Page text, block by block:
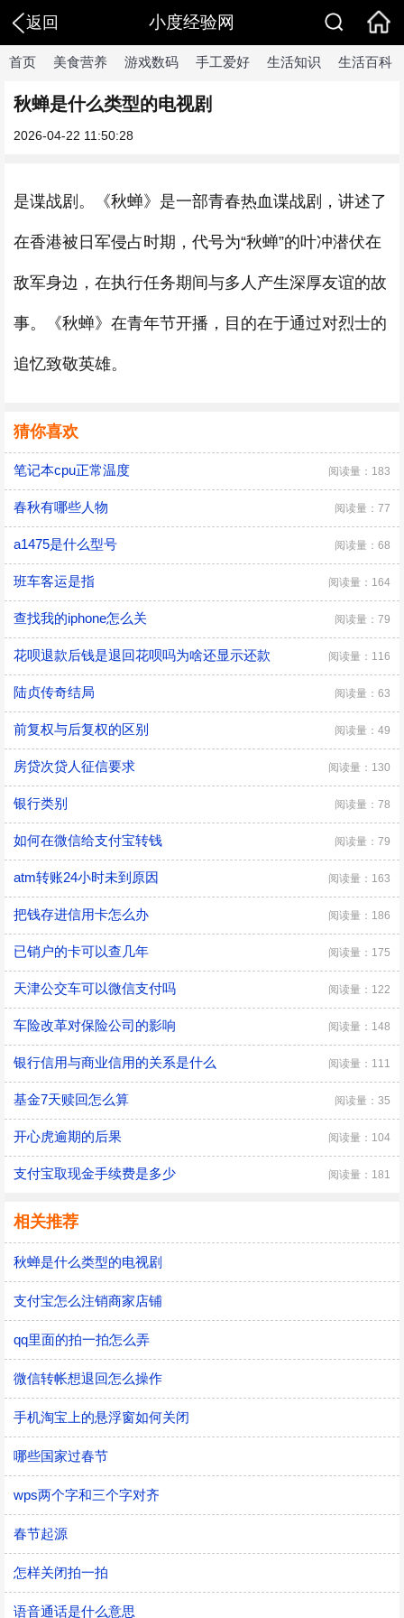
返回 小度经验网
首页 美食营养 游戏数码 手工爱好 生活知识 生活百科
秋蝉是什么类型的电视剧
2026-04-22 11:50:28
是谍战剧。《秋蝉》是一部青春热血谍战剧，讲述了
在香港被日军侵占时期，代号为“秋蝉”的叶冲潜伏在
敌军身边，在执行任务期间与多人产生深厚友谊的故
事。《秋蝉》在青年节开播，目的在于通过对烈士的
追忆致敬英雄。
猜你喜欢
笔记本cpu正常温度 阅读量：183
春秋有哪些人物 阅读量：77
a1475是什么型号 阅读量：68
班车客运是指 阅读量：164
查找我的iphone怎么关 阅读量：79
花呗退款后钱是退回花呗吗为啥还显示还款 阅读量：116
陆贞传奇结局 阅读量：63
前复权与后复权的区别 阅读量：49
房贷次贷人征信要求 阅读量：130
银行类别 阅读量：78
如何在微信给支付宝转钱 阅读量：79
atm转账24小时未到原因 阅读量：163
把钱存进信用卡怎么办 阅读量：186
已销户的卡可以查几年 阅读量：175
天津公交车可以微信支付吗 阅读量：122
车险改革对保险公司的影响 阅读量：148
银行信用与商业信用的关系是什么 阅读量：111
基金7天赎回怎么算 阅读量：35
开心虎逾期的后果 阅读量：104
支付宝取现金手续费是多少 阅读量：181
相关推荐
秋蝉是什么类型的电视剧
支付宝怎么注销商家店铺
qq里面的拍一拍怎么弄
微信转帐想退回怎么操作
手机淘宝上的悬浮窗如何关闭
哪些国家过春节
wps两个字和三个字对齐
春节起源
怎样关闭拍一拍
语音通话是什么意思